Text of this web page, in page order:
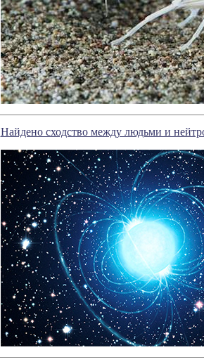
Найдено сходство между людьми и